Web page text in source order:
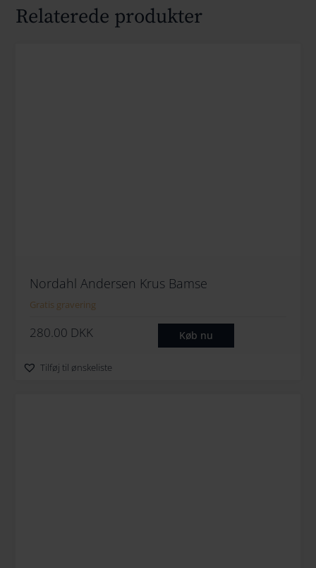
Relaterede produkter
Nordahl Andersen Krus Bamse
Gratis gravering
280.00 DKK Køb nu
Tilføj til ønskeliste